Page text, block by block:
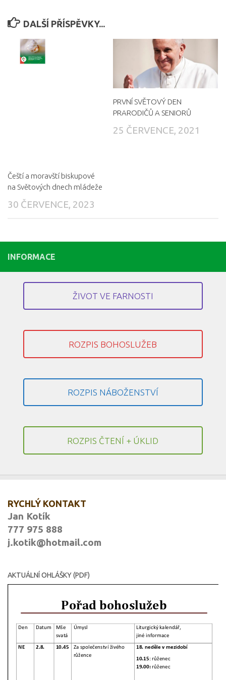
DALŠÍ PŘÍSPĚVKY...
Čeští a moravští biskupové
na Světových dnech mládeže
30 ČERVENCE, 2023
PRVNÍ SVĚTOVÝ DEN
PRARODIČŮ A SENIORŮ
25 ČERVENCE, 2021
INFORMACE
ŽIVOT VE FARNOSTI
ROZPIS BOHOSLUŽEB
ROZPIS NÁBOŽENSTVÍ
ROZPIS ČTENÍ + ÚKLID
RYCHLÝ KONTAKT
Jan Kotík
777 975 888
j.kotik@hotmail.com
AKTUÁLNÍ OHLÁŠKY (PDF)